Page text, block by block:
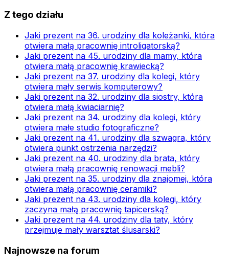
Z tego działu
Jaki prezent na 36. urodziny dla koleżanki, która
otwiera małą pracownię introligatorską?
Jaki prezent na 45. urodziny dla mamy, która
otwiera małą pracownię krawiecką?
Jaki prezent na 37. urodziny dla kolegi, który
otwiera mały serwis komputerowy?
Jaki prezent na 32. urodziny dla siostry, która
otwiera małą kwiaciarnię?
Jaki prezent na 34. urodziny dla kolegi, który
otwiera małe studio fotograficzne?
Jaki prezent na 41. urodziny dla szwagra, który
otwiera punkt ostrzenia narzędzi?
Jaki prezent na 40. urodziny dla brata, który
otwiera małą pracownię renowacji mebli?
Jaki prezent na 35. urodziny dla znajomej, która
otwiera małą pracownię ceramiki?
Jaki prezent na 43. urodziny dla kolegi, który
zaczyna małą pracownię tapicerską?
Jaki prezent na 44. urodziny dla taty, który
przejmuje mały warsztat ślusarski?
Najnowsze na forum